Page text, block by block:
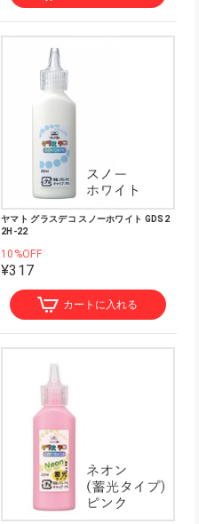
ヤマト グラスデコ スノーホワイト GDS2
2H-22
10%OFF
¥317
カートに入れる